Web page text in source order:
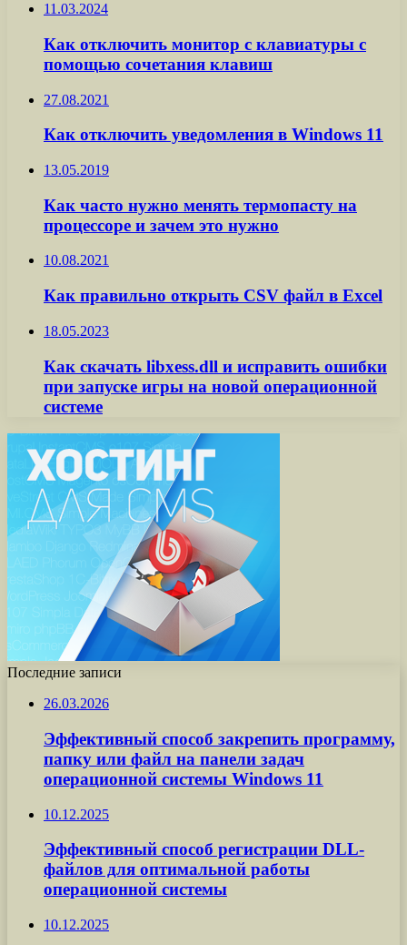
11.03.2024
Как отключить монитор с клавиатуры с
помощью сочетания клавиш
27.08.2021
Как отключить уведомления в Windows 11
13.05.2019
Как часто нужно менять термопасту на
процессоре и зачем это нужно
10.08.2021
Как правильно открыть CSV файл в Excel
18.05.2023
Как скачать libxess.dll и исправить ошибки
при запуске игры на новой операционной
системе
Последние записи
26.03.2026
Эффективный способ закрепить программу,
папку или файл на панели задач
операционной системы Windows 11
10.12.2025
Эффективный способ регистрации DLL-
файлов для оптимальной работы
операционной системы
10.12.2025